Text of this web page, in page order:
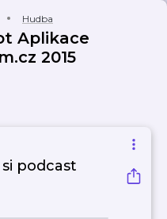
Hudba
Aplikace
2015
podcast